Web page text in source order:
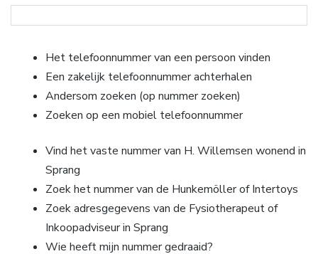
Het telefoonnummer van een persoon vinden
Een zakelijk telefoonnummer achterhalen
Andersom zoeken (op nummer zoeken)
Zoeken op een mobiel telefoonnummer
Vind het vaste nummer van H. Willemsen wonend in
Sprang
Zoek het nummer van de Hunkemöller of Intertoys
Zoek adresgegevens van de Fysiotherapeut of
Inkoopadviseur in Sprang
Wie heeft mijn nummer gedraaid?